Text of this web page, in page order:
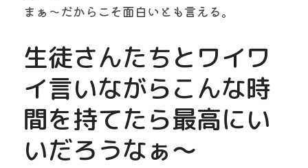
まぁ～だからこそ面白いとも言える。
生徒さんたちとワイワ
イ言いながらこんな時
間を持てたら最高にい
いだろうなぁ～